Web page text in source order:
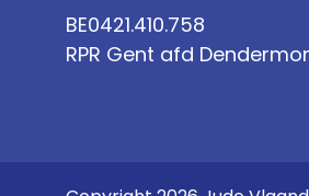
BE0421.410.758
RPR Gent afd